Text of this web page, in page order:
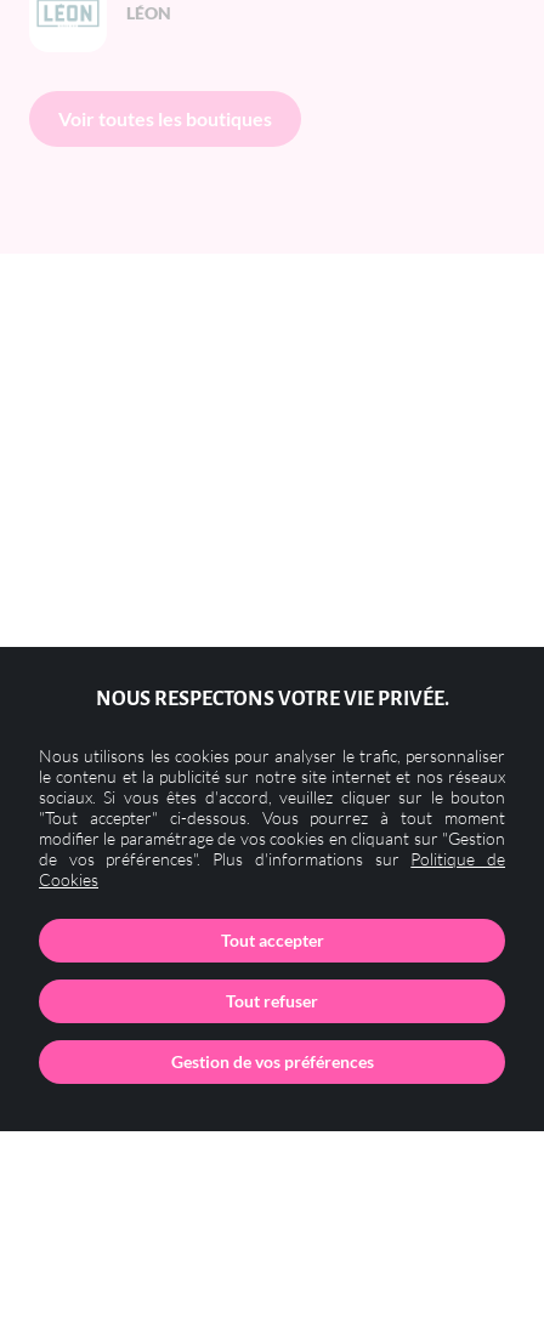
LÉON
Voir toutes les boutiques
Cookies
NOUS RESPECTONS VOTRE VIE PRIVÉE.
Nous utilisons les cookies pour analyser le trafic, personnaliser
le contenu et la publicité sur notre site internet et nos réseaux
sociaux. Si vous êtes d'accord, veuillez cliquer sur le bouton
"Tout accepter" ci-dessous. Vous pourrez à tout moment
modifier le paramétrage de vos cookies en cliquant sur "Gestion
de vos préférences". Plus d'informations sur Politique de
Cookies
Tout accepter
Tout refuser
Gestion de vos préférences